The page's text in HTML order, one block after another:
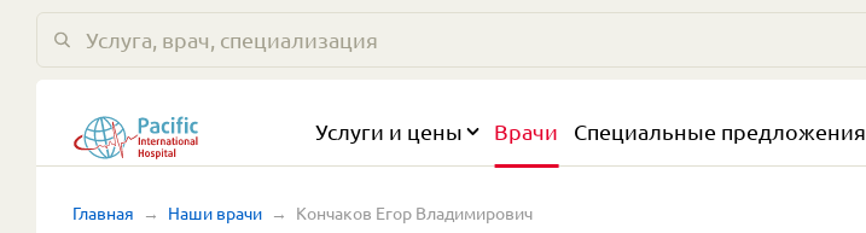
Услуги и цены Врачи Специальные предложения
Главная Наши врачи Кончаков Егор Владимирович